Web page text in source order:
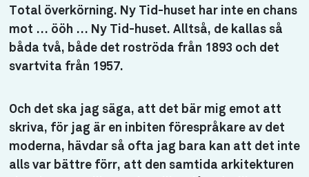
Total överkörning. Ny Tid-huset har inte en chans
mot … ööh … Ny Tid-huset. Alltså, de kallas så
båda två, både det roströda från 1893 och det
svartvita från 1957.
Och det ska jag säga, att det bär mig emot att
skriva, för jag är en inbiten förespråkare av det
moderna, hävdar så ofta jag bara kan att det inte
alls var bättre förr, att den samtida arkitekturen